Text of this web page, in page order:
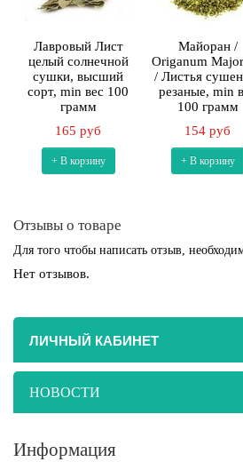
Лавровый Лист
целый солнечной
сушки, высший
сорт, min вес 100
грамм
165 руб
+ В корзину
Майоран /
Origanum
/ Листья
резаные, min
100 грамм
154 руб
+ В корзину
Отзывы о товаре
Для того чтобы написать отзыв,
Нет отзывов.
ЛИЧНЫЙ КАБИНЕТ
НОВОСТИ
Информация